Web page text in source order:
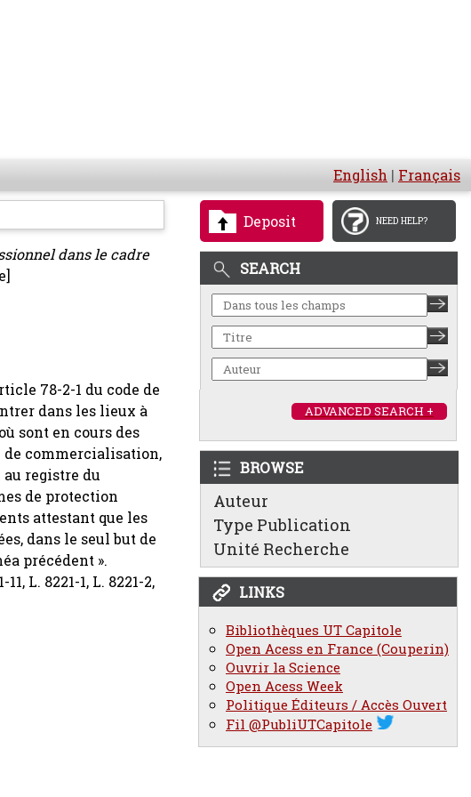
English | Français
Deposit NEED HELP?
SEARCH
ADVANCED SEARCH +
BROWSE
Auteur
Type Publication
Unité Recherche
LINKS
Bibliothèques UT Capitole
Open Acess en France (Couperin)
Ouvrir la Science
Open Acess Week
Politique Éditeurs / Accès Ouvert
Fil @PubliUTCapitole
dans le cadre
78-2-1 du code de
dans les lieux à
sont en cours des
de commercialisation,
registre du
de protection
attestant que les
dans le seul but de
précédent ».
L. 8221-1, L. 8221-2,